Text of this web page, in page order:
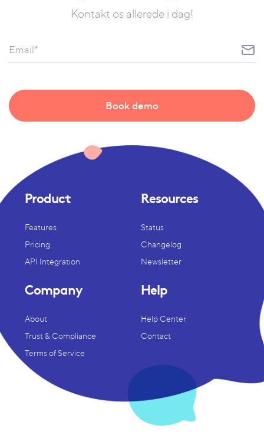
Kontakt os allerede i dag!
Product
Features
Pricing
API Integration
Resources
Status
Changelog
Newsletter
Company
About
Trust & Compliance
Terms of Service
Help
Help Center
Contact